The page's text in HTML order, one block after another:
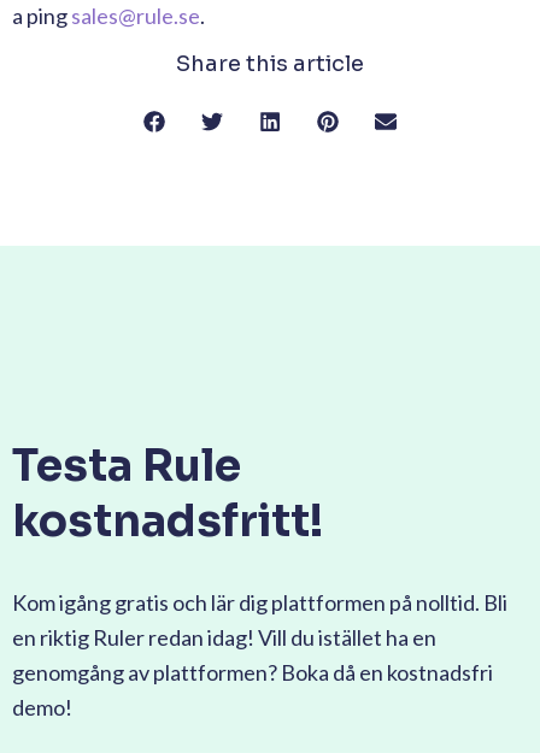
a pingsales@rule.se.
Share this article
Testa Rule
kostnadsfritt!
Kom igång gratis och lär dig plattformen på nolltid. Bli
en riktig Ruler redan idag! Vill du istället ha en
genomgång av plattformen? Boka då en kostnadsfri
demo!